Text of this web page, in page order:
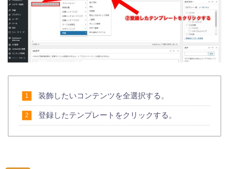
装飾したいコンテンツを全選択する。
登録したテンプレートをクリックする。